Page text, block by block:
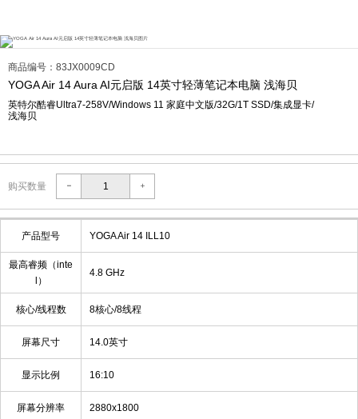
商品编号：83JX0009CD
YOGA Air 14 Aura AI元启版 14英寸轻薄笔记本电脑 浅海贝
英特尔酷睿Ultra7-258V/Windows 11 家庭中文版/32G/1T SSD/集成显卡/
浅海贝
购买数量
产品型号 YOGA Air 14 ILL10
最高睿频（inte
l）
4.8 GHz
核心/线程数 8核心/8线程
屏幕尺寸 14.0英寸
显示比例 16:10
屏幕分辨率 2880x1800